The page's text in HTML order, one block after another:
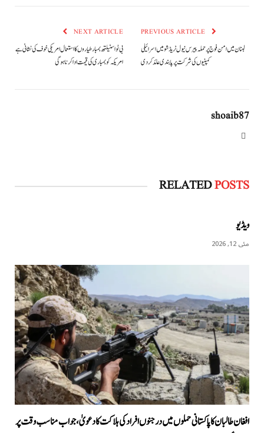
لبنان میں امن فوج پر حملہ پیرس نیول ٹریڈ شو میں اسرائیلی
کمپنیوں کی شرکت پر پابندی عائد کردی
NEXT ARTICLE
بی ٹو اسٹیلتھ بمبار طیاروں کا استعمال امریکی خوف کی نشانی ہے
امریکہ کو بمباری کی قیمت ادا کرنا ہوگی
shoaib87
RELATEDPOSTS
ویڈیو
مئی 12, 2026
افغان طالبان کا پاکستانی حملوں میں درجنوں افراد کی ہلاکت کا دعویٰ، جواب مناسب وقت پر